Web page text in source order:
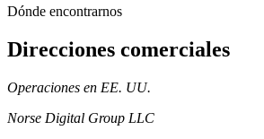
Dónde encontrarnos
Direcciones comerciales
Operaciones en EE. UU.
Norse Digital Group LLC